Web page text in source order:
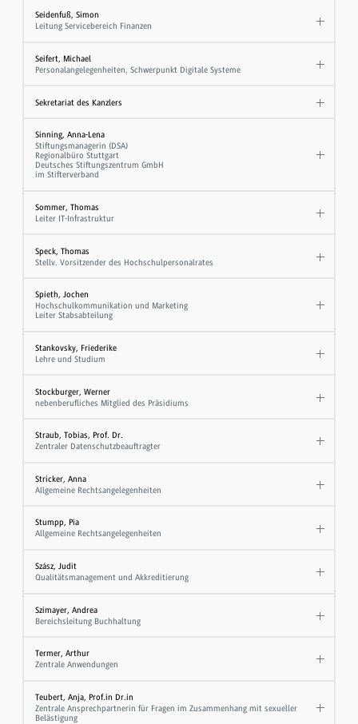
Seidenfuß, Simon
Leitung Servicebereich Finanzen
Seifert, Michael
Personalangelegenheiten, Schwerpunkt Digitale Systeme
Sekretariat des Kanzlers
Sinning, Anna-Lena
Stiftungsmanagerin (DSA)
Regionalbüro Stuttgart
Deutsches Stiftungszentrum GmbH
im Stifterverband
Sommer, Thomas
Leiter IT-Infrastruktur
Speck, Thomas
Stellv. Vorsitzender des Hochschulpersonalrates
Spieth, Jochen
Hochschulkommunikation und Marketing
Leiter Stabsabteilung
Stankovsky, Friederike
Lehre und Studium
Stockburger, Werner
nebenberufliches Mitglied des Präsidiums
Straub, Tobias, Prof. Dr.
Zentraler Datenschutzbeauftragter
Stricker, Anna
Allgemeine Rechtsangelegenheiten
Stumpp, Pia
Allgemeine Rechtsangelegenheiten
Szász, Judit
Qualitätsmanagement und Akkreditierung
Szimayer, Andrea
Bereichsleitung Buchhaltung
Termer, Arthur
Zentrale Anwendungen
Teubert, Anja, Prof.in Dr.in
Zentrale Ansprechpartnerin für Fragen im Zusammenhang mit sexueller
Belästigung